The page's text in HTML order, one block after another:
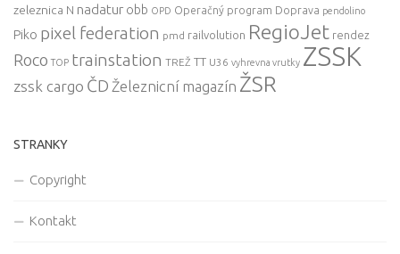
zeleznica N nadatur obb OPD Operačný program Doprava pendolino
Piko pixel federation pmd railvolution RegioJet rendez
Roco TOP trainstation TREŽ TT U36 vyhrevna vrutky ZSSK
zssk cargo ČD Železnicní magazín ŽSR
STRANKY
Copyright
Kontakt